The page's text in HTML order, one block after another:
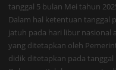
tanggal 5 bulan Mei tahun
Dalam hal ketentuan tanggal
jatuh pada hari libur nasional
yang ditetapkan oleh
didik ditetapkan pada